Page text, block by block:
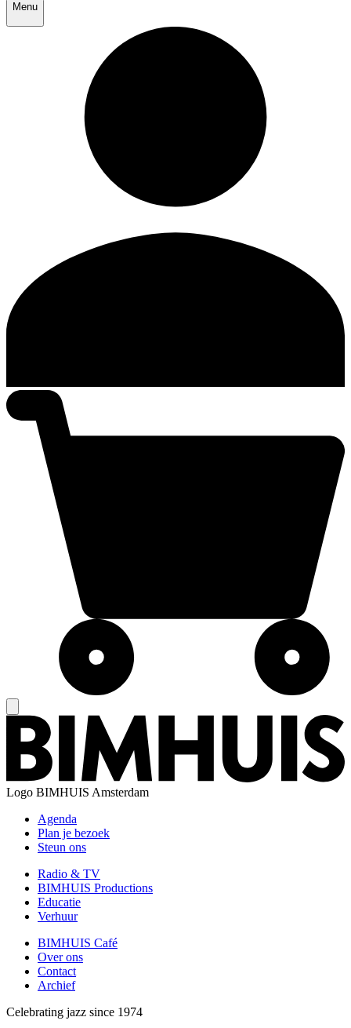
Menu
Logo BIMHUIS Amsterdam
Agenda
Plan je bezoek
Steun ons
Radio & TV
BIMHUIS Productions
Educatie
Verhuur
BIMHUIS Café
Over ons
Contact
Archief
Celebrating jazz since 1974